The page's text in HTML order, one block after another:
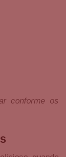
conforme os